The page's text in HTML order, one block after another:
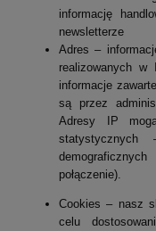
informację
newsletterze
Adres –
realizowanych
informacje
są przez
Adresy IP
połączenie).
Cookies – nasz
celu